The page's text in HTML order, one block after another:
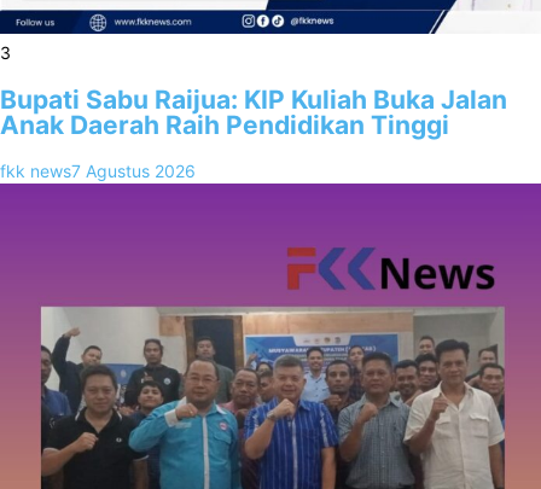
3
Bupati Sabu Raijua: KIP Kuliah Buka Jalan
Anak Daerah Raih Pendidikan Tinggi
fkk news7 Agustus 2026